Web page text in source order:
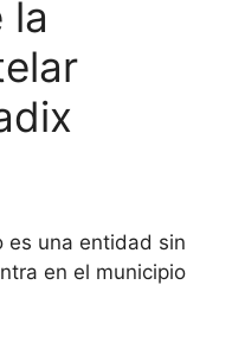
la
es una entidad sin
en el municipio